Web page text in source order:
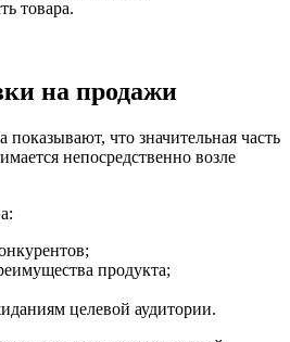
товара.
на продажи
показывают, что значительная часть
непосредственно возле
продукта;
целевой аудитории.